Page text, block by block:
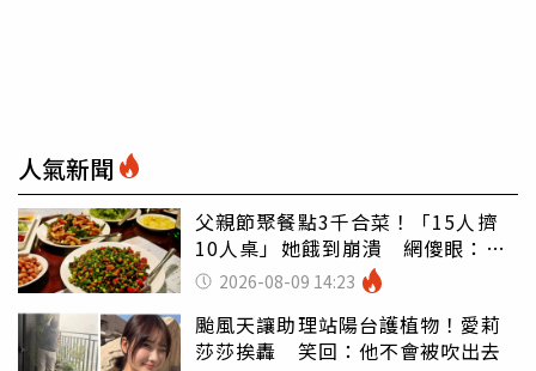
人氣新聞
父親節聚餐點3千合菜！「15人擠
10人桌」她餓到崩潰 網傻眼：讓
店家看笑話
2026-08-09 14:23
颱風天讓助理站陽台護植物！愛莉
莎莎挨轟 笑回：他不會被吹出去